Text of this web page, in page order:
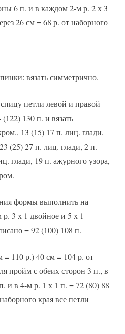
6 п. и в каждом 2-м р. 2 х 3
26 см = 68 р. от наборного
вязать симметрично.
петли левой и правой
130 п. и вязать
13 (15) 17 п. лиц. глади,
(25) 27 п. лиц. глади, 2 п.
глади, 19 п. ажурного узора,
формы выполнить на
3 х 1 двойное и 5 х 1
= 92 (100) 108 п.
= 110 р.) 40 см = 104 р. от
пройм с обеих сторон 3 п., в
и в 4-м р. 1 х 1 п. = 72 (80) 88
края все петли